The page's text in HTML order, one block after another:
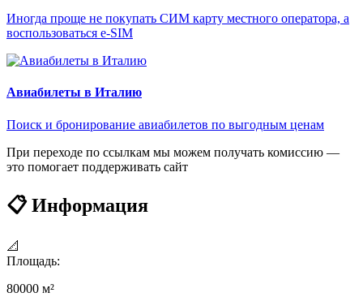
Иногда проще не покупать СИМ карту местного оператора, а
воспользоваться e-SIM
Авиабилеты в Италию
Поиск и бронирование авиабилетов по выгодным ценам
При переходе по ссылкам мы можем получать комиссию —
это помогает поддерживать сайт
📋 Информация
📐
Площадь:
80000 м²